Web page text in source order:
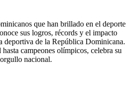
que han brillado en el deporte
sus logros, récords y el impacto
deportiva de la República Dominicana.
campeones olímpicos, celebra su
nacional.